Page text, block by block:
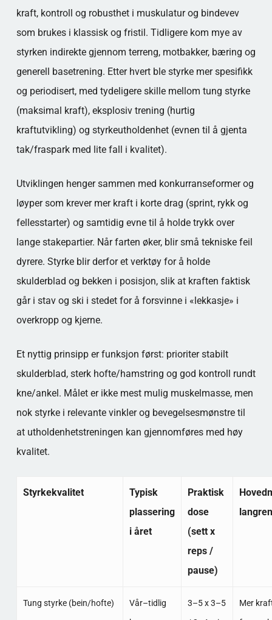
kraft, kontroll og robusthet i muskulatur og bindevev
som brukes i klassisk og fristil. Tidligere kom mye av
styrken indirekte gjennom terreng, motbakker, bæring og
generell basetrening. Etter hvert ble styrke mer spesifikk
og periodisert, med tydeligere skille mellom tung styrke
(maksimal kraft), eksplosiv trening (hurtig
kraftutvikling) og styrkeutholdenhet (evnen til å gjenta
tak/fraspark med lite fall i kvalitet).
Utviklingen henger sammen med konkurranseformer og
løyper som krever mer kraft i korte drag (sprint, rykk og
fellesstarter) og samtidig evne til å holde trykk over
lange stakepartier. Når farten øker, blir små tekniske feil
dyrere. Styrke blir derfor et verktøy for å holde
skulderblad og bekken i posisjon, slik at kraften faktisk
går i stav og ski i stedet for å forsvinne i «lekkasje» i
overkropp og kjerne.
Et nyttig prinsipp er funksjon først: prioriter stabilt
skulderblad, sterk hofte/hamstring og god kontroll rundt
kne/ankel. Målet er ikke mest mulig muskelmasse, men
nok styrke i relevante vinkler og bevegelsesmønstre til
at utholdenhetstreningen kan gjennomføres med høy
kvalitet.
Styrkekvalitet
Typisk
plassering
i året
Praktisk
dose
(sett x
reps /
pause)
Tung styrke (bein/hofte)
Vår–tidlig
3–5 x 3–5
Mer